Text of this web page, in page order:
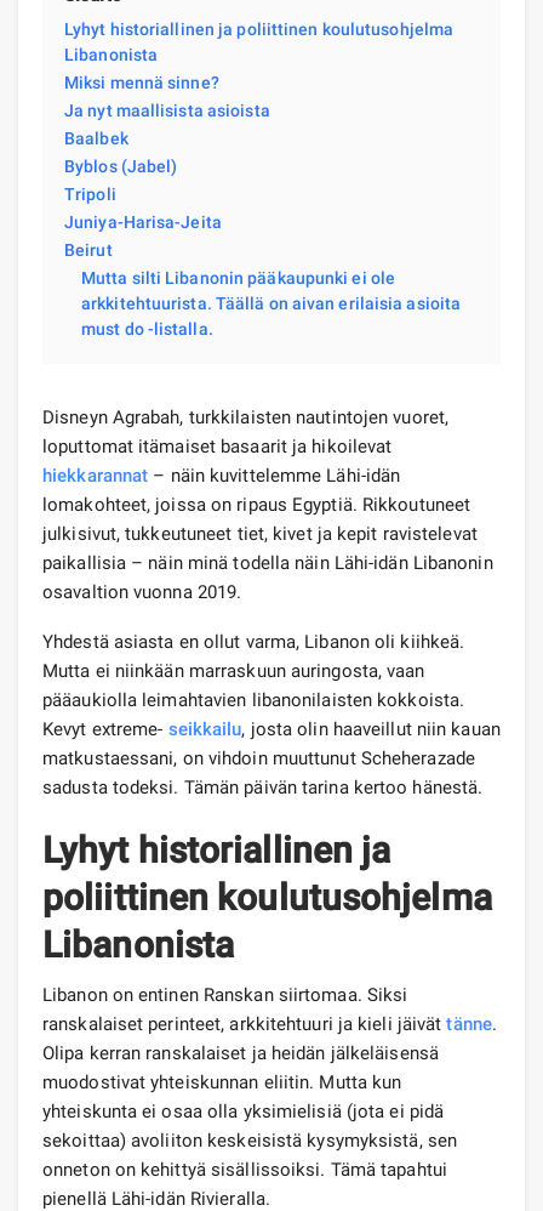
Lyhyt historiallinen ja poliittinen koulutusohjelma
Libanonista
Miksi mennä sinne?
Ja nyt maallisista asioista
Baalbek
Byblos (Jabel)
Tripoli
Juniya-Harisa-Jeita
Beirut
Mutta silti Libanonin pääkaupunki ei ole
arkkitehtuurista. Täällä on aivan erilaisia ​​asioita
must do -listalla.
Disneyn Agrabah, turkkilaisten nautintojen vuoret,
loputtomat itämaiset basaarit ja hikoilevat
hiekkarannat – näin kuvittelemme Lähi-idän
lomakohteet, joissa on ripaus Egyptiä. Rikkoutuneet
julkisivut, tukkeutuneet tiet, kivet ja kepit ravistelevat
paikallisia – näin minä todella näin Lähi-idän Libanonin
osavaltion vuonna 2019.
Yhdestä asiasta en ollut varma, Libanon oli kiihkeä.
Mutta ei niinkään marraskuun auringosta, vaan
pääaukiolla leimahtavien libanonilaisten kokkoista.
Kevyt extreme- seikkailu, josta olin haaveillut niin kauan
matkustaessani, on vihdoin muuttunut Scheherazade
sadusta todeksi. Tämän päivän tarina kertoo hänestä.
Lyhyt historiallinen ja
poliittinen koulutusohjelma
Libanonista
Libanon on entinen Ranskan siirtomaa. Siksi
ranskalaiset perinteet, arkkitehtuuri ja kieli jäivättänne.
Olipa kerran ranskalaiset ja heidän jälkeläisensä
muodostivat yhteiskunnan eliitin. Mutta kun
yhteiskunta ei osaa olla yksimielisiä (jota ei pidä
sekoittaa) avoliiton keskeisistä kysymyksistä, sen
onneton on kehittyä sisällissoiksi. Tämä tapahtui
pienellä Lähi-idän Rivieralla.